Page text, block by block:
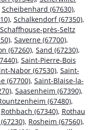
Scheibenhard (67630),
, Schalkendorf (67350),
Schaffhouse-près-Seltz
, Saverne (67700),
(67260), Sand (67230),
, Saint-Pierre-Bois
Nabor (67530), Saint-
(67700), Saint-Blaise-la-
, Saasenheim (67390),
(67480),
Rothbach (67340), Rothau
, Rosheim (67560),